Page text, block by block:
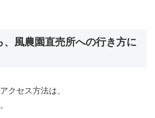
、風農園直売所への行き方に
クセス方法は、